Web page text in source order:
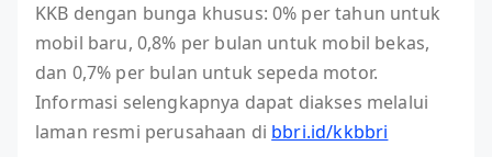
KKB dengan bunga khusus: 0% per tahun untuk
mobil baru, 0,8% per bulan untuk mobil bekas,
dan 0,7% per bulan untuk sepeda motor.
Informasi selengkapnya dapat diakses melalui
laman resmi perusahaan di bbri.id/kkbbri